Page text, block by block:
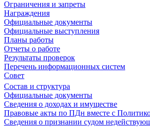
Ограничения и запреты
Награждения
Официальные документы
Официальные выступления
Планы работы
Отчеты о работе
Результаты проверок
Перечень информационных систем
Совет
Состав и структура
Официальные документы
Сведения о доходах и имуществе
Правовые акты по ПДн вместе с
Сведения о признании судом